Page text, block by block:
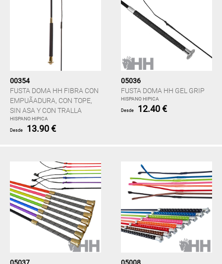
00354
FUSTA DOMA HH FIBRA CON
EMPUÃADURA, CON TOPE,
SIN ASA Y CON TRALLA
HISPANO HIPICA
Desde 13.90 €
05036
FUSTA DOMA HH GEL GRIP
HISPANO HIPICA
Desde 12.40 €